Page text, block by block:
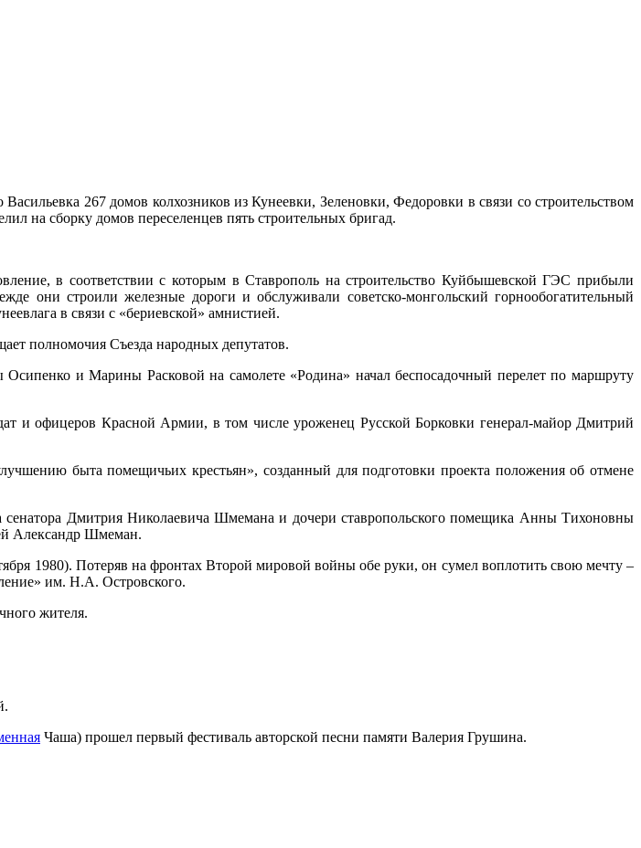
267 домов колхозников из Кунеевки, Зеленовки, Федоровки в связи со строительством
на сборку домов переселенцев пять строительных бригад.
в соответствии с которым в Ставрополь на строительство Куйбышевской ГЭС прибыли
они строили железные дороги и обслуживали советско-монгольский горнообогатительный
в связи с «бериевской» амнистией.
полномочия Съезда народных депутатов.
и Марины Расковой на самолете «Родина» начал беспосадочный перелет по маршруту
и офицеров Красной Армии, в том числе уроженец Русской Борковки генерал-майор Дмитрий
быта помещичьих крестьян», созданный для подготовки проекта положения об отмене
сенатора Дмитрия Николаевича Шмемана и дочери ставропольского помещика Анны Тихоновны
Александр Шмеман.
1980). Потеряв на фронтах Второй мировой войны обе руки, он сумел воплотить свою мечту –
им. Н.А. Островского.
жителя.
Чаша) прошел первый фестиваль авторской песни памяти Валерия Грушина.